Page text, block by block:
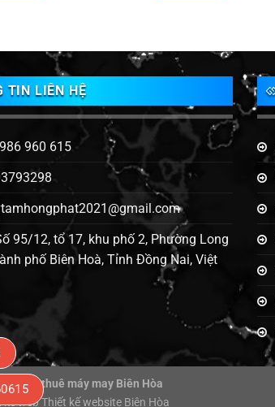
TIN LIÊN HỆ
960 615
95/12, tổ 17, khu phố 2, Phường Long
phố Biên Hoà, Tỉnh Đồng Nai, Việt
©Cho thuê máy may Biên Hòa
kế webThiết kế website Biên Hòa